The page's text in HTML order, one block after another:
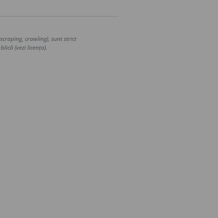
crawling), sunt strict
(vezi licența).